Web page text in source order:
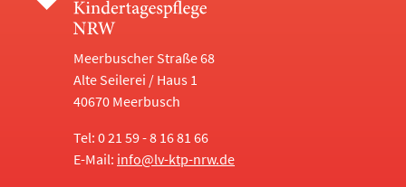
Meerbuscher Straße 68
Alte Seilerei / Haus 1
40670 Meerbusch
Tel: 0 21 59 - 8 16 81 66
E-Mail: info@lv-ktp-nrw.de